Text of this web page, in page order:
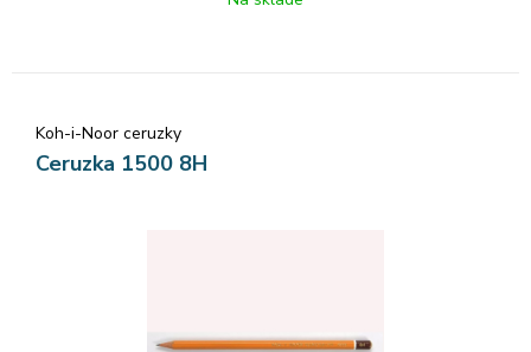
Koh-i-Noor ceruzky
Ceruzka 1500 8H